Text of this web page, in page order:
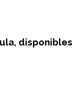
disponibles